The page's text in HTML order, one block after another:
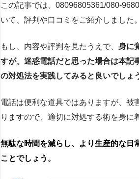
この記事では、08096805361/080-
いて、評判や口コミをご紹介しました。
もし、内容や評判を見たうえで、 身に
すが、迷惑電話だと思った場合は本記
の対処法を実践してみると良いでしょ
電話は便利な道具ではありますが、被
りますので、適切に対処する術を身に
無駄な時間を減らし、より生産的な日
ことでしょう。